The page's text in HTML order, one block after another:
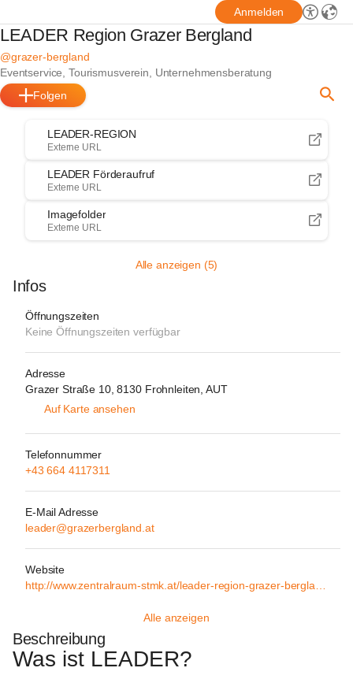
Anmelden
LEADER Region Grazer Bergland
@grazer-bergland
Eventservice, Tourismusverein, Unternehmensberatung
Folgen
LEADER-REGION
Externe URL
LEADER Förderaufruf
Externe URL
Imagefolder
Externe URL
Alle anzeigen (5)
Infos
Öffnungszeiten
Keine Öffnungszeiten verfügbar
Adresse
Grazer Straße 10, 8130 Frohnleiten, AUT
Auf Karte ansehen
Telefonnummer
+43 664 4117311
E-Mail Adresse
leader@grazerbergland.at
Website
Alle anzeigen
Beschreibung
Was ist LEADER?